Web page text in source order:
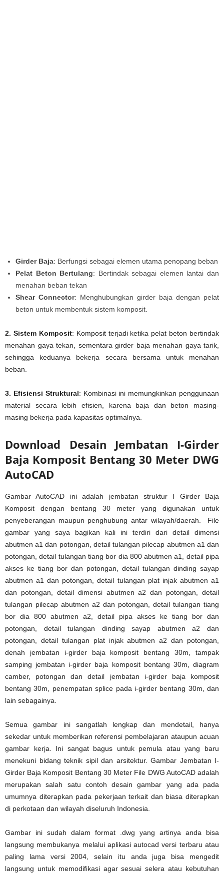
Girder Baja: Berfungsi sebagai elemen utama penopang beban
Pelat Beton Bertulang: Bertindak sebagai elemen lantai dan
menahan beban tekan
Shear Connector: Menghubungkan girder baja dengan pelat
beton untuk membentuk sistem komposit.
2. Sistem Komposit: Komposit terjadi ketika pelat beton bertindak
menahan gaya tekan, sementara girder baja menahan gaya tarik,
sehingga keduanya bekerja secara bersama untuk menahan
beban.
3. Efisiensi Struktural: Kombinasi ini memungkinkan penggunaan
material secara lebih efisien, karena baja dan beton masing-
masing bekerja pada kapasitas optimalnya.
Download Desain Jembatan I-Girder
Baja Komposit Bentang 30 Meter DWG
AutoCAD
Gambar AutoCAD ini adalah jembatan struktur I Girder Baja
Komposit dengan bentang 30 meter yang digunakan untuk
penyeberangan maupun penghubung antar wilayah/daerah. File
gambar yang saya bagikan kali ini terdiri dari detail dimensi
abutmen a1 dan potongan, detail tulangan pilecap abutmen a1 dan
potongan, detail tulangan tiang bor dia 800 abutmen a1, detail pipa
akses ke tiang bor dan potongan, detail tulangan dinding sayap
abutmen a1 dan potongan, detail tulangan plat injak abutmen a1
dan potongan, detail dimensi abutmen a2 dan potongan, detail
tulangan pilecap abutmen a2 dan potongan, detail tulangan tiang
bor dia 800 abutmen a2, detail pipa akses ke tiang bor dan
potongan, detail tulangan dinding sayap abutmen a2 dan
potongan, detail tulangan plat injak abutmen a2 dan potongan,
denah jembatan i-girder baja komposit bentang 30m, tampak
samping jembatan i-girder baja komposit bentang 30m, diagram
camber, potongan dan detail jembatan i-girder baja komposit
bentang 30m, penempatan splice pada i-girder bentang 30m, dan
lain sebagainya.
Semua gambar ini sangatlah lengkap dan mendetail, hanya
sekedar untuk memberikan referensi pembelajaran ataupun acuan
gambar kerja. Ini sangat bagus untuk pemula atau yang baru
menekuni bidang teknik sipil dan arsitektur. Gambar Jembatan I-
Girder Baja Komposit Bentang 30 Meter File DWG AutoCAD adalah
merupakan salah satu contoh desain gambar yang ada pada
umumnya diterapkan pada pekerjaan terkait dan biasa diterapkan
di perkotaan dan wilayah diseluruh Indonesia.
Gambar ini sudah dalam format .dwg yang artinya anda bisa
langsung membukanya melalui aplikasi autocad versi terbaru atau
paling lama versi 2004, selain itu anda juga bisa mengedit
langsung untuk memodifikasi agar sesuai selera atau kebutuhan